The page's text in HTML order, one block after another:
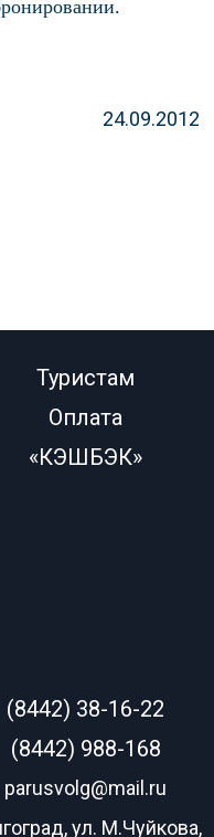
24.09.2012
Туристам
Оплата
«КЭШБЭК»
(8442) 38-16-22
(8442) 988-168
parusvolg@mail.ru
ул. М.Чуйкова,